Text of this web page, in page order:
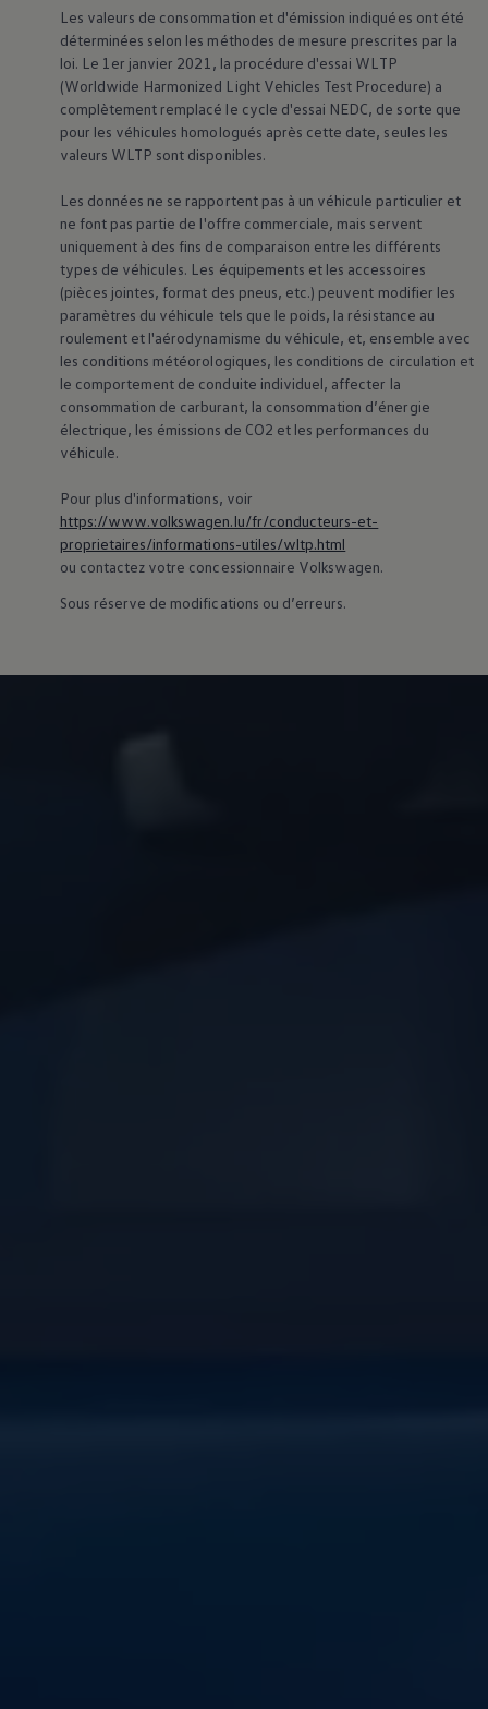
-> Rappel de sécurité des airbags Takata
-> Payez votre parking
Innovations Volkswagen
Options numériques
Connecter un téléphone mobile au véhicule
Trouver des services pour votre modèle
Mises à jour pour les logiciels, les cartes et la
Applications Volkswagen, connexion et
Réseau Volkswagen Luxembourg
Liste des concessionnaires
Recherche de concessionnaire
75 ans de Volkswagen au Luxembourg
Véhicules en stock
Les valeurs de consommation et d'émission indiquées ont été
déterminées selon les méthodes de mesure prescrites par la
loi. Le 1er janvier 2021, la procédure d'essai WLTP
(Worldwide Harmonized Light Vehicles Test Procedure) a
complètement remplacé le cycle d'essai NEDC, de sorte que
pour les véhicules homologués après cette date, seules les
valeurs WLTP sont disponibles.
Les données ne se rapportent pas à un véhicule particulier et
ne font pas partie de l'offre commerciale, mais servent
uniquement à des fins de comparaison entre les différents
types de véhicules. Les équipements et les accessoires
(pièces jointes, format des pneus, etc.) peuvent modifier les
paramètres du véhicule tels que le poids, la résistance au
roulement et l'aérodynamisme du véhicule, et, ensemble avec
les conditions météorologiques, les conditions de circulation et
le comportement de conduite individuel, affecter la
consommation de carburant, la consommation d’énergie
électrique, les émissions de CO2 et les performances du
véhicule.
Pour plus d'informations, voir
https://www.volkswagen.lu/fr/conducteurs-et-
proprietaires/informations-utiles/wltp.html
ou contactez votre concessionnaire Volkswagen.
Sous réserve de modifications ou d’erreurs.